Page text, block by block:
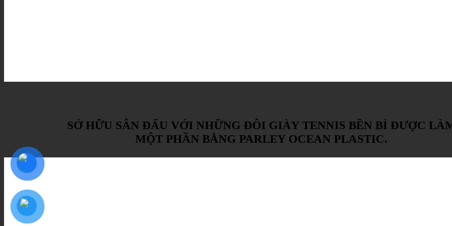
SỞ HỮU SÂN ĐẤU VỚI NHỮNG ĐÔI GIÀY TENNIS BỀN BỈ ĐƯỢC
MỘT PHẦN BẰNG PARLEY OCEAN PLASTIC.